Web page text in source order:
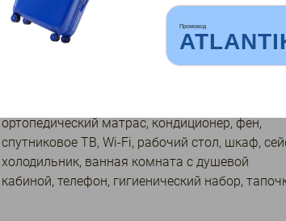
ортопедический матрас, кондиционер, фен,
спутниковое ТВ, Wi-Fi, рабочий стол, шкаф,
холодильник, ванная комната с душевой
кабиной, телефон, гигиенический набор,
Промокод